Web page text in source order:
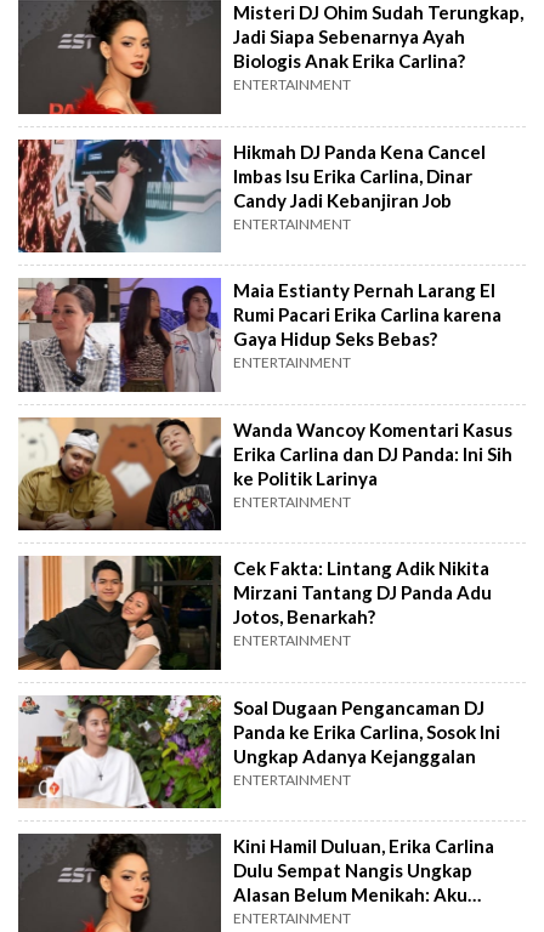
Misteri DJ Ohim Sudah Terungkap,
Jadi Siapa Sebenarnya Ayah
Biologis Anak Erika Carlina?
ENTERTAINMENT
Hikmah DJ Panda Kena Cancel
Imbas Isu Erika Carlina, Dinar
Candy Jadi Kebanjiran Job
ENTERTAINMENT
Maia Estianty Pernah Larang El
Rumi Pacari Erika Carlina karena
Gaya Hidup Seks Bebas?
ENTERTAINMENT
Wanda Wancoy Komentari Kasus
Erika Carlina dan DJ Panda: Ini Sih
ke Politik Larinya
ENTERTAINMENT
Cek Fakta: Lintang Adik Nikita
Mirzani Tantang DJ Panda Adu
Jotos, Benarkah?
ENTERTAINMENT
Soal Dugaan Pengancaman DJ
Panda ke Erika Carlina, Sosok Ini
Ungkap Adanya Kejanggalan
ENTERTAINMENT
Kini Hamil Duluan, Erika Carlina
Dulu Sempat Nangis Ungkap
Alasan Belum Menikah: Aku
Sifatnya Jelek
ENTERTAINMENT